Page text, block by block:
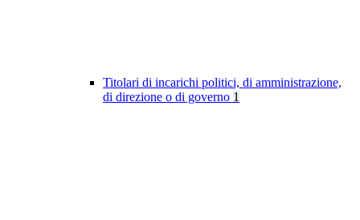
Titolari di incarichi politici, di amministrazione,
di direzione o di governo 1